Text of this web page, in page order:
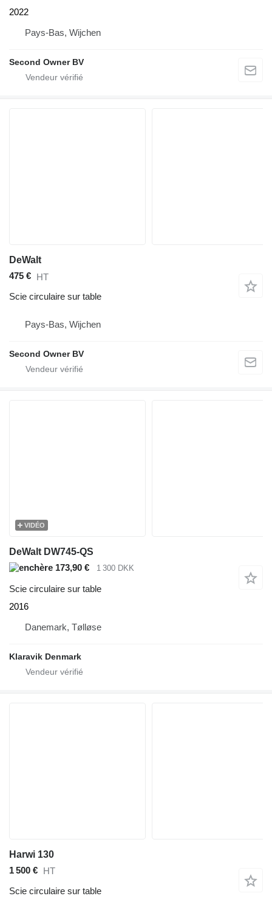
2022
Pays-Bas, Wijchen
Second Owner BV
DeWalt
475 € HT
Scie circulaire sur table
Pays-Bas, Wijchen
Second Owner BV
VIDÉO
DeWalt DW745-QS
173,90 €
1 300 DKK
Scie circulaire sur table
2016
Danemark, Tølløse
Klaravik Denmark
Harwi 130
1 500 € HT
Scie circulaire sur table